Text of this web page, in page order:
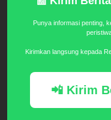
Punya informasi penting,
Kirimkan langsung kepada
📲 Kirim